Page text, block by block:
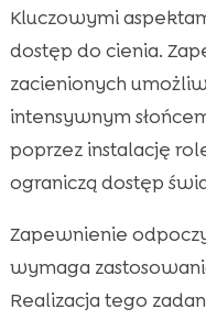
Kluczowymi
dostęp do cienia.
zacienionych
intensywnym
poprzez instalację
ograniczą dostęp
Zapewnienie
wymaga
Realizacja tego